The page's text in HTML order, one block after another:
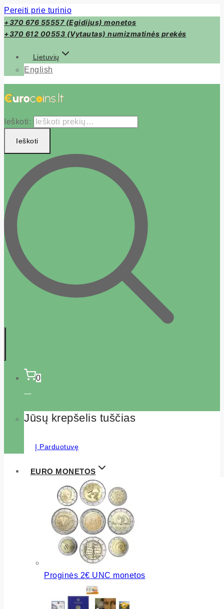
Pereiti prie turinio
+370 676 55557 (Egidijus) monetos
+370 612 00553 (Vytautas) numizmatinės prekės
Lietuvių
English
Ieškoti:
Ieškoti
0
Jūsų krepšelis tuščias
Į Parduotuvę
EURO MONETOS
Proginės 2€ UNC monetos